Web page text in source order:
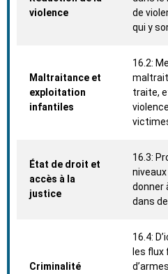
violence
de
qui y
Maltraitance et
exploitation
infantiles
16.2:
traite,
État de droit et
accès à la
justice
16.3:
donner
dans
Criminalité
16.4:
les